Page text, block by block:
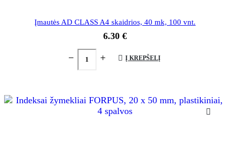
Įmautės AD CLASS A4 skaidrios, 40 mk, 100 vnt.
6.30 €
Į KREPŠELĮ